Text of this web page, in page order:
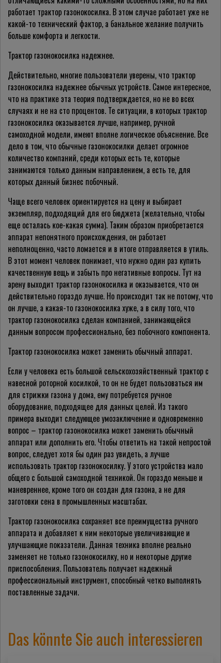
работает трактор газонокосилка. В этом случае работает уже не
какой-то технический фактор, а банальное желание получить
больше комфорта и легкости.
Трактор газонокосилка надежнее.
Действительно, многие пользователи уверены, что трактор
газонокосилка надежнее обычных устройств. Самое интересное,
что на практике эта теория подтверждается, но не во всех
случаях и не на сто процентов. Те ситуации, в которых трактор
газонокосилка оказывается лучше, например, ручной
самоходной модели, имеют вполне логическое объяснение. Все
дело в том, что обычные газонокосилки делает огромное
количество компаний, среди которых есть те, которые
занимаются только данным направлением, а есть те, для
которых данный бизнес побочный.
Чаще всего человек ориентируется на цену и выбирает
экземпляр, подходящий для его бюджета (желательно, чтобы
еще осталась кое-какая сумма). Таким образом приобретается
аппарат непонятного происхождения, он работает
неполноценно, часто ломается и в итоге отправляется в утиль.
В этот момент человек понимает, что нужно один раз купить
качественную вещь и забыть про негативные вопросы. Тут на
арену выходит трактор газонокосилка и оказывается, что он
действительно гораздо лучше. Но происходит так не потому, что
он лучше, а какая-то газонокосилка хуже, а в силу того, что
трактор газонокосилка сделан компанией, занимающейся
данным вопросом профессионально, без побочного компонента.
Трактор газонокосилка может заменить обычный аппарат.
Если у человека есть большой сельскохозяйственный трактор с
навесной роторной косилкой, то он не будет пользоваться им
для стрижки газона у дома, ему потребуется ручное
оборудование, подходящее для данных целей. Из такого
примера выходит следующее умозаключение и одновременно
вопрос – трактор газонокосилка может заменить обычный
аппарат или дополнить его. Чтобы ответить на такой непростой
вопрос, следует хотя бы один раз увидеть, а лучше
использовать трактор газонокосилку. У этого устройства мало
общего с большой самоходной техникой. Он гораздо меньше и
маневреннее, кроме того он создан для газона, а не для
заготовки сена в промышленных масштабах.
Трактор газонокосилка сохраняет все преимущества ручного
аппарата и добавляет к ним некоторые увеличивающие и
улучшающие показатели. Данная техника вполне реально
заменяет не только газонокосилку, но и некоторые другие
приспособления. Пользователь получает надежный
профессиональный инструмент, способный четко выполнять
поставленные задачи.
Das könnte Sie auch interessieren